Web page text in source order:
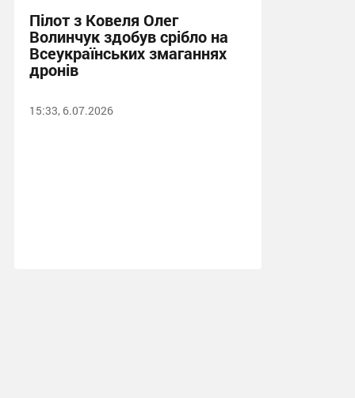
Пілот з Ковеля Олег
Волинчук здобув срібло на
Всеукраїнських змаганнях
дронів
15:33, 6.07.2026